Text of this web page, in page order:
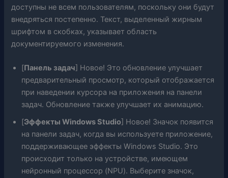
доступны не всем пользователям, поскольку они будут
внедряться постепенно. Текст, выделенный жирным
шрифтом в скобках, указывает область
документируемого изменения.
[Панель задач] Новое! Это обновление улучшает
предварительный просмотр, который отображается
при наведении курсора на приложения на панели
задач. Обновление также улучшает их анимацию.
[Эффекты Windows Studio] Новое! Значок появится
на панели задач, когда вы используете приложение,
поддерживающее эффекты Windows Studio. Это
происходит только на устройстве, имеющем
нейронный процессор (NPU). Выберите значок,